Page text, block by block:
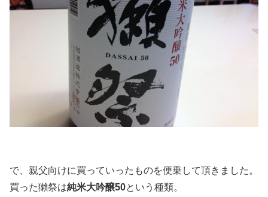
で、親父向けに買っていったものを便乗して頂きました。
買った獺祭は純米大吟醸50という種類。